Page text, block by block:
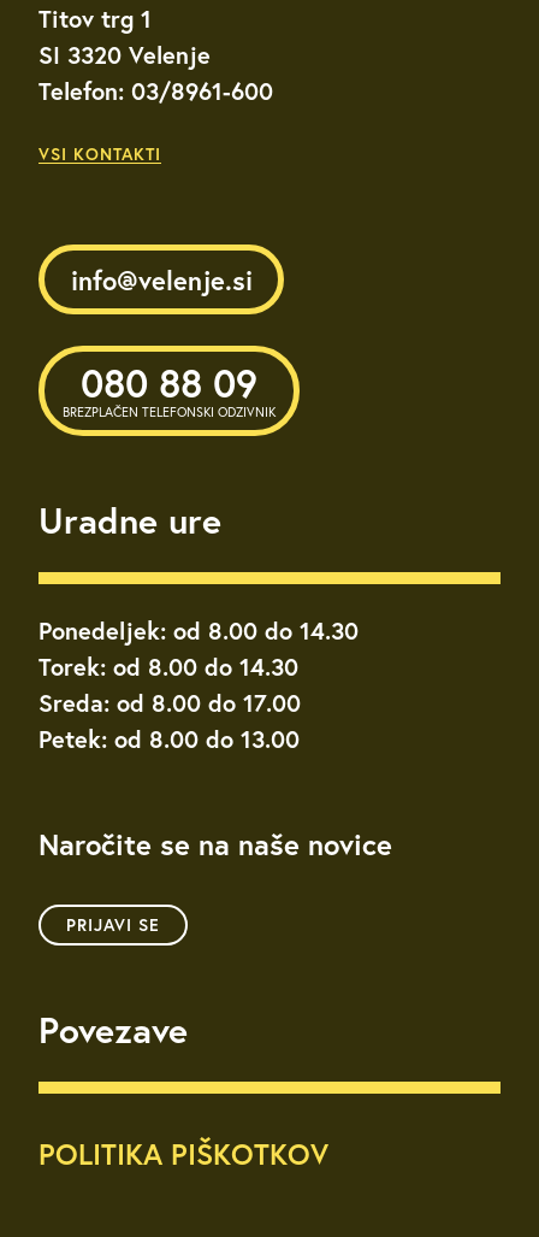
Titov trg 1
SI 3320 Velenje
Telefon: 03/8961-600
VSI KONTAKTI
info@velenje.si
080 88 09
BREZPLAČEN TELEFONSKI ODZIVNIK
Uradne ure
Ponedeljek: od 8.00 do 14.30
Torek: od 8.00 do 14.30
Sreda: od 8.00 do 17.00
Petek: od 8.00 do 13.00
Naročite se na naše novice
PRIJAVI SE
Povezave
POLITIKA PIŠKOTKOV